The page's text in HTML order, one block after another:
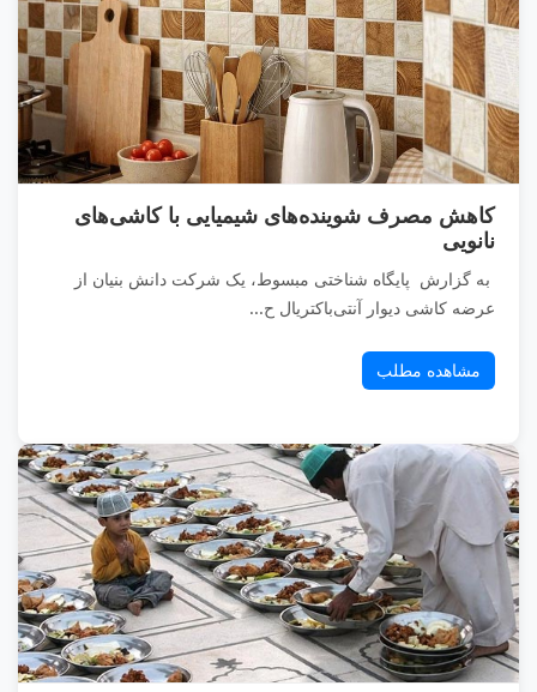
کاهش مصرف شوینده‌های شیمیایی با کاشی‌های
نانویی
به گزارش پایگاه شناختی مبسوط، یک شرکت دانش بنیان از
عرضه کاشی دیوار آنتی‌باکتریال ح...
مشاهده مطلب